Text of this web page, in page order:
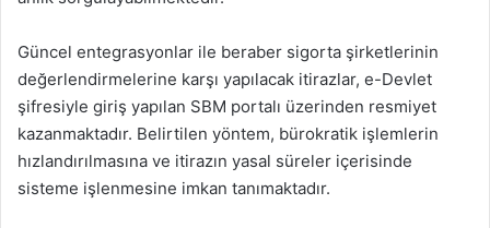
Güncel entegrasyonlar ile beraber sigorta şirketlerinin
değerlendirmelerine karşı yapılacak itirazlar, e-Devlet
şifresiyle giriş yapılan SBM portalı üzerinden resmiyet
kazanmaktadır. Belirtilen yöntem, bürokratik işlemlerin
hızlandırılmasına ve itirazın yasal süreler içerisinde
sisteme işlenmesine imkan tanımaktadır.